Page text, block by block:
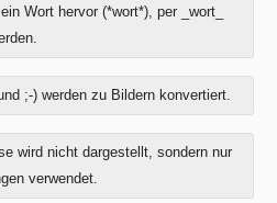
Wort hervor (*wort*), per _wort_
;-) werden zu Bildern konvertiert.
wird nicht dargestellt, sondern nur
verwendet.